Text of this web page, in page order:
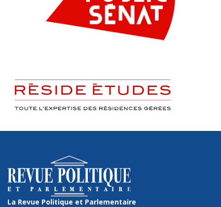
La Revue Politique et Parlementaire